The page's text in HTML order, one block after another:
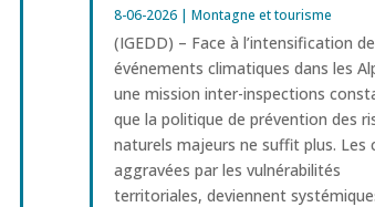
8-06-2026| Montagne et tourisme
(IGEDD) – Face à l’intensification
événements climatiques dans les
une mission inter-inspections
que la politique de prévention des
naturels majeurs ne suffit plus. Les
aggravées par les vulnérabilités
territoriales, deviennent